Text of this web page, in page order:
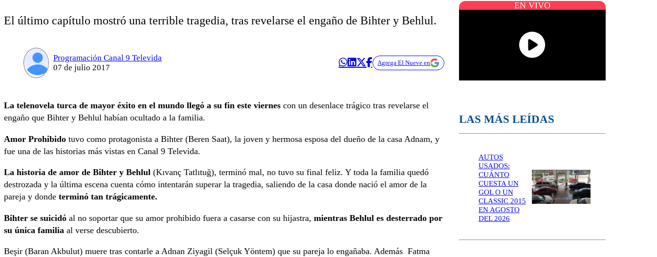
El último capítulo mostró una terrible tragedia, tras revelarse el engaño de Bihter y Behlul.
Programación Canal 9 Televida
07 de julio 2017
Agrega El Nueve en
La telenovela turca de mayor éxito en el mundo llegó a su fin este viernes con un desenlace trágico tras revelarse el
engaño que Bihter y Behlul habían ocultado a la familia.
Amor Prohibido tuvo como protagonista a Bihter (Beren Saat), la joven y hermosa esposa del dueño de la casa Adnam, y
fue una de las historias más vistas en Canal 9 Televida.
La historia de amor de Bihter y Behlul (Kıvanç Tatlıtuğ), terminó mal, no tuvo su final feliz. Y toda la familia quedó
destrozada y la última escena cuenta cómo intentarán superar la tragedia, saliendo de la casa donde nació el amor de la
pareja y donde terminó tan trágicamente.
Bihter se suicidó al no soportar que su amor prohibido fuera a casarse con su hijastra, mientras Behlul es desterrado por
su única familia al verse descubierto.
Beşir (Baran Akbulut) muere tras contarle a Adnan Ziyagil (Selçuk Yöntem) que su pareja lo engañaba. Además Fatma
EN VIVO
LAS MÁS LEÍDAS
AUTOS
USADOS:
CUÁNTO
CUESTA UN
GOL O UN
CLASSIC 2015
EN AGOSTO
DEL 2026